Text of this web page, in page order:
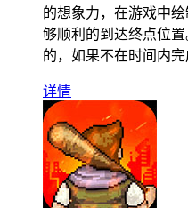
的想象力，在游戏中
够顺利的到达终点位
的，如果不在时间内
详情